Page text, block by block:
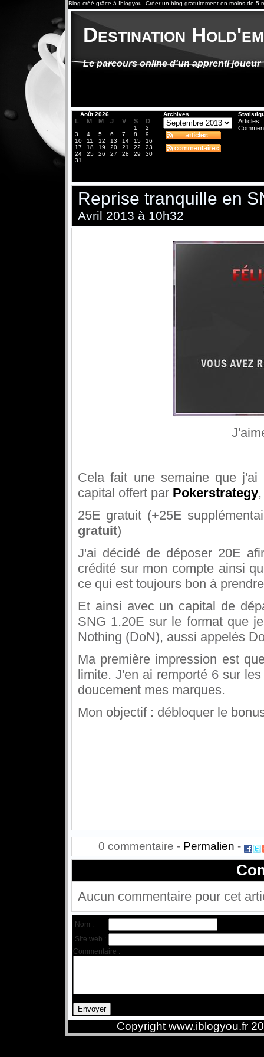
Blog créé grâce à Iblogyou Créer un blog gratuitement en moins de 5
Destination
Le parcours online d'un apprenti joueur
Août 2026
L M M J V S D
1
2
3
4 5 6 7 8
9
10
11 12 13 14 15
16
17
18 19 20 21 22
23
24
25 26 27 28 29
30
31
Archives
Articles :
Reprise tranquille en
Avril 2013 à 10h32
Cela fait une semaine que
capital offert par Pokerstrategy
25E gratuit (+25E
gratuit)
J'ai décidé de déposer 20E
crédité sur mon compte ainsi
ce qui est toujours bon à
Et ainsi avec un capital de
SNG 1.20E sur le format que
Nothing (DoN), aussi appelés
Ma première impression est
limite. J'en ai remporté 6 sur
doucement mes marques.
Mon objectif : débloquer le
0 commentaire - Permalien -
Aucun commentaire pour cet
Nom :
Site web :
Commentaire :
Copyright www.iblogyou.fr